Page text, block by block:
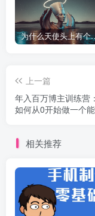
为什么
上一篇
年入百万博主训练营
如何从0开始做一个
相关推荐